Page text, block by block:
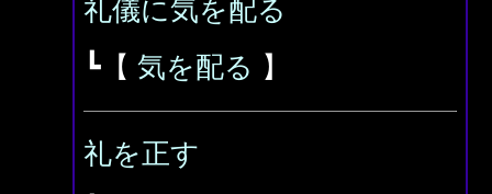
礼儀に気を配る
┗【 気を配る 】
礼を正す